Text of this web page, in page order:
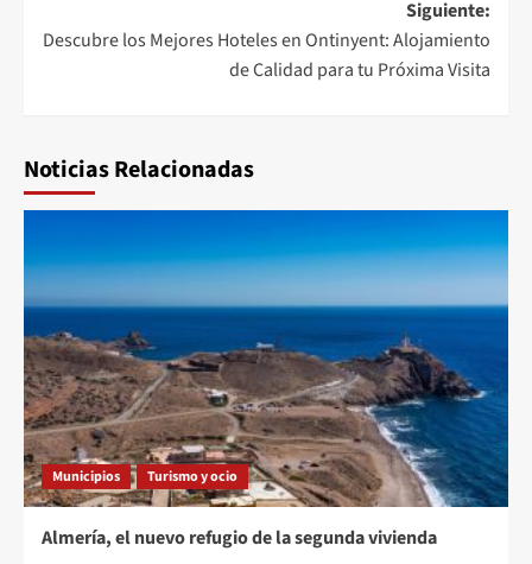
Siguiente:
Descubre los Mejores Hoteles en Ontinyent: Alojamiento
de Calidad para tu Próxima Visita
Noticias Relacionadas
Municipios Turismo y ocio
Almería, el nuevo refugio de la segunda vivienda